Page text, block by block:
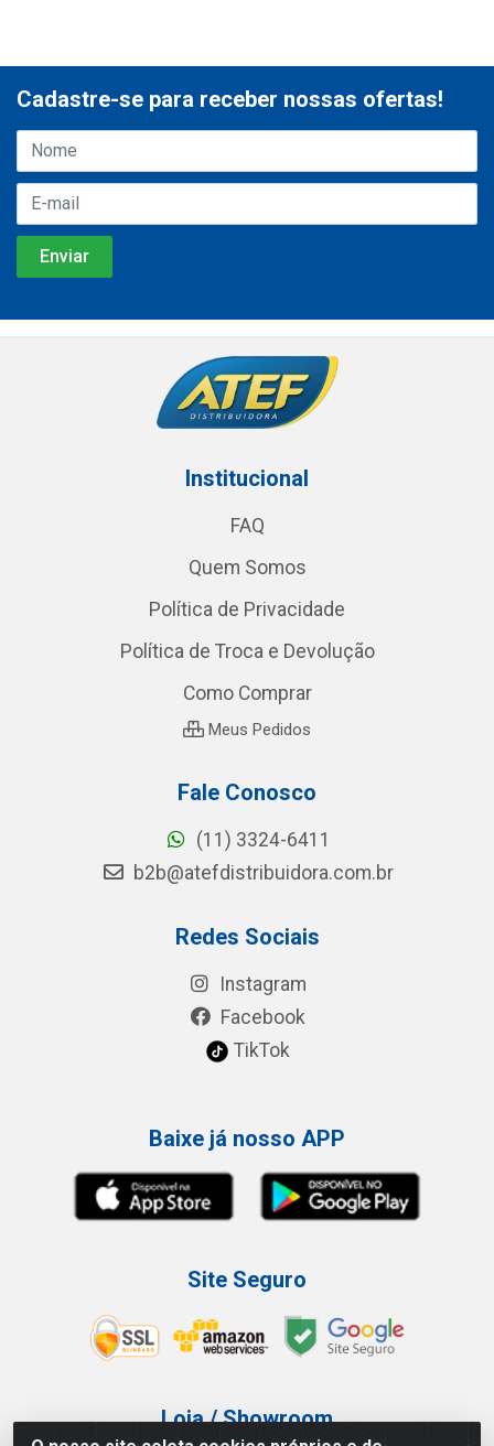
Cadastre-se para receber nossas ofertas!
Institucional
FAQ
Quem Somos
Política de Privacidade
Política de Troca e Devolução
Como Comprar
Meus Pedidos
Fale Conosco
(11) 3324-6411
b2b@atefdistribuidora.com.br
Redes Sociais
Instagram
Facebook
TikTok
Baixe já nosso APP
Site Seguro
Loja / Showroom